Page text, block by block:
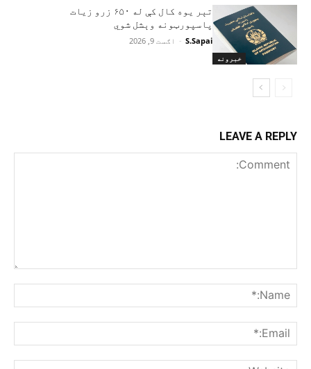
خبرونه
تېر یوه کال کې له ۶۵۰ زرو زیات
پاسپورټونه وېشل شوي
S.Sapai
- اګست 9, 2026
LEAVE A REPLY